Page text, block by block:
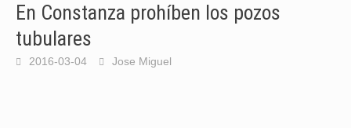
En Constanza prohíben los pozos
tubulares
2016-03-04 Jose Miguel